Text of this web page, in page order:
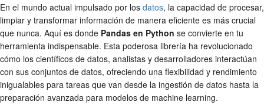
En el mundo actual impulsado por los datos, la capacidad de procesar,
limpiar y transformar información de manera eficiente es más crucial
que nunca. Aquí es donde Pandas en Python se convierte en tu
herramienta indispensable. Esta poderosa librería ha revolucionado
cómo los científicos de datos, analistas y desarrolladores interactúan
con sus conjuntos de datos, ofreciendo una flexibilidad y rendimiento
inigualables para tareas que van desde la ingestión de datos hasta la
preparación avanzada para modelos de machine learning.